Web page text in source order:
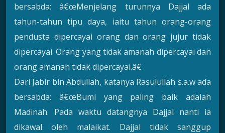
bersabda: â€œMenjelang turunnya Dajjal ada
tahun-tahun tipu daya, iaitu tahun orang-orang
pendusta dipercayai orang dan orang jujur tidak
dipercayai. Orang yang tidak amanah dipercayai dan
orang amanah tidak dipercayai.â€
Dari Jabir bin Abdullah, katanya Rasulullah s.a.w ada
bersabda: â€œBumi yang paling baik adalah
Madinah. Pada waktu datangnya Dajjal nanti ia
dikawal oleh malaikat. Dajjal tidak sanggup